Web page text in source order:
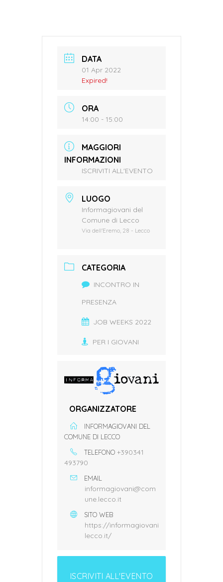
DATA
01 Apr 2022
Expired!
ORA
14:00 - 15:00
MAGGIORI
INFORMAZIONI
ISCRIVITI ALL'EVENTO
LUOGO
Informagiovani del
Comune di Lecco
Via dell'Eremo, 28 - Lecco
CATEGORIA
INCONTRO IN
PRESENZA
JOB WEEKS 2022
PER I GIOVANI
ORGANIZZATORE
INFORMAGIOVANI DEL
COMUNE DI LECCO
TELEFONO +390341
493790
EMAIL
informagiovani@com
une.lecco.it
SITO WEB
https://informagiovani
lecco.it/
ISCRIVITI ALL'EVENTO